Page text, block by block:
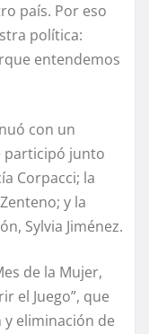
país. Por eso
política:
entendemos
con un
participó junto
Corpacci; la
y la
Sylvia Jiménez.
de la Mujer,
el Juego”, que
eliminación de